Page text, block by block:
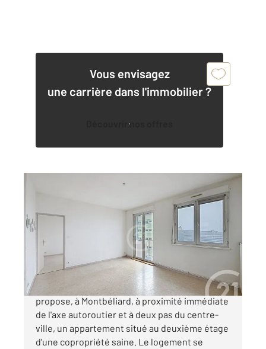
Vous envisagez
une carrière dans l'immobilier ?
Découvrir nos offres
Ref : 30186
Appartement F4 à vendre
72 000 €
Century 21 Century 21 Agence de la Gare vous
propose, à Montbéliard, à proximité immédiate
de l'axe autoroutier et à deux pas du centre-
ville, un appartement situé au deuxième étage
d'une copropriété saine. Le logement se